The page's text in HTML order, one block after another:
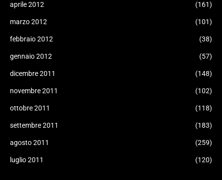
aprile 2012 (161)
marzo 2012 (101)
febbraio 2012 (38)
gennaio 2012 (57)
dicembre 2011 (148)
novembre 2011 (102)
ottobre 2011 (118)
settembre 2011 (183)
agosto 2011 (259)
luglio 2011 (120)